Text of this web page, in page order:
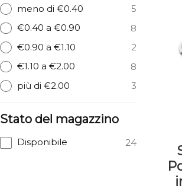
meno di €0.40
5
€0.40 a €0.90
8
€0.90 a €1.10
2
€1.10 a €2.00
8
più di €2.00
3
Stato del magazzino
Disponibile 24